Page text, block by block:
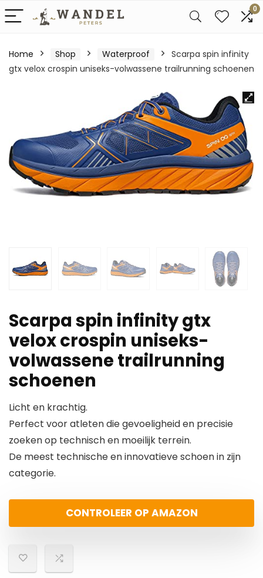
0
Home Shop Waterproof
Scarpa spin infinity
gtx velox crospin uniseks-volwassene trailrunning schoenen
Scarpa spin infinity gtx
velox crospin uniseks-
volwassene trailrunning
schoenen
Licht en krachtig.
Perfect voor atleten die gevoeligheid en precisie
zoeken op technisch en moeilijk terrein.
De meest technische en innovatieve schoen in zijn
categorie.
CONTROLEER OP AMAZON